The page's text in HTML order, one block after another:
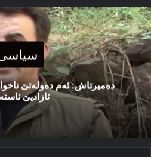
دەمیرتاش: ئەم دەولەتێ
ئازادیێ